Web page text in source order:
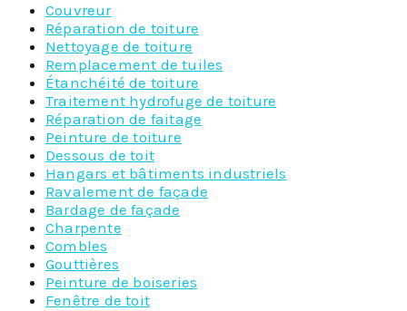
Couvreur
Réparation de toiture
Nettoyage de toiture
Remplacement de tuiles
Étanchéité de toiture
Traitement hydrofuge de toiture
Réparation de faitage
Peinture de toiture
Dessous de toit
Hangars et bâtiments industriels
Ravalement de façade
Bardage de façade
Charpente
Combles
Gouttières
Peinture de boiseries
Fenêtre de toit